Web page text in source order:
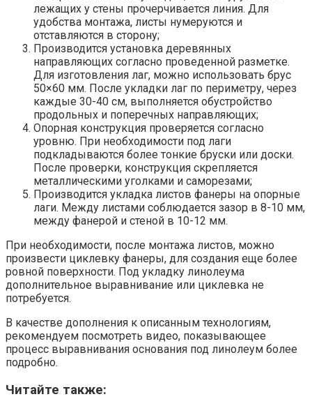
лежащих у стены прочерчивается линия. Для
удобства монтажа, листы нумеруются и
отставляются в сторону;
Производится установка деревянных
направляющих согласно проведенной разметке.
Для изготовления лаг, можно использовать брус
50×60 мм. После укладки лаг по периметру, через
каждые 30-40 см, выполняется обустройство
продольных и поперечных направляющих;
Опорная конструкция проверяется согласно
уровню. При необходимости под лаги
подкладываются более тонкие бруски или доски.
После проверки, конструкция скрепляется
металлическими уголками и саморезами;
Производится укладка листов фанеры на опорные
лаги. Между листами соблюдается зазор в 8-10 мм,
между фанерой и стеной в 10-12 мм.
При необходимости, после монтажа листов, можно
произвести циклевку фанеры, для создания еще более
ровной поверхности. Под укладку линолеума
дополнительное выравнивание или циклевка не
потребуется.
В качестве дополнения к описанным технологиям,
рекомендуем посмотреть видео, показывающее
процесс выравнивания основания под линолеум более
подробно.
Читайте также: